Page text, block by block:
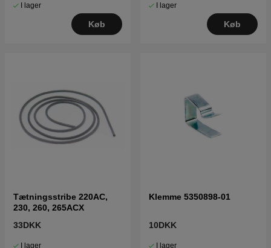
I lager
Køb
I lager
Køb
Tætningsstribe 220AC,
230, 260, 265ACX
33DKK
I lager
Klemme 5350898-01
10DKK
I lager